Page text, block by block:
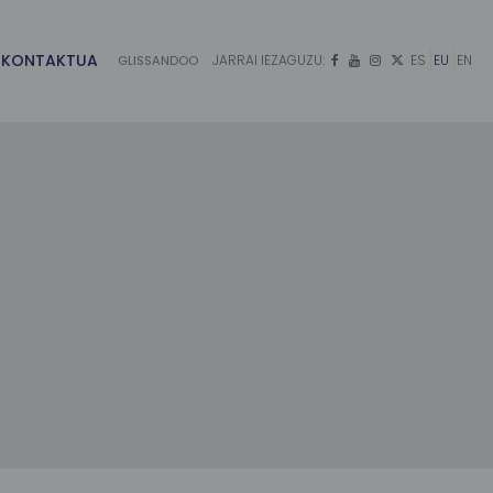
KONTAKTUA GLISSANDOO JARRAI IEZAGUZU:    ES EU EN